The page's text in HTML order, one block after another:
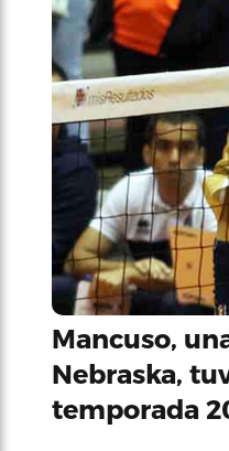
Mancuso,
Nebraska,
temporada